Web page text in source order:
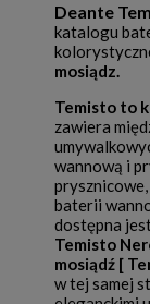
Deante
katalogu
mosiądz.
Temisto to
zawiera
wannową i
baterii
dostępna
Temisto
mosiądź [
w tej samej